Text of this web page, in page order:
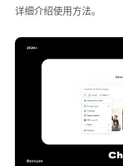
详细介绍使用方法。